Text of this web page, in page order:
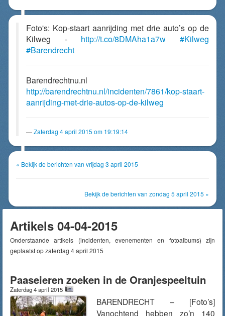
Foto's: Kop-staart aanrijding met drie auto’s op de
Kilweg - http://t.co/8DMAha1a7w
#Kilweg
#Barendrecht
Barendrechtnu.nl
http://barendrechtnu.nl/incidenten/7861/kop-staart-
aanrijding-met-drie-autos-op-de-kilweg
Zaterdag 4 april 2015 om 19:19:14
« Bekijk de berichten van vrijdag 3 april 2015
Bekijk de berichten van zondag 5 april 2015 »
Artikels 04-04-2015
Onderstaande artikels (incidenten, evenementen en fotoalbums) zijn
geplaatst op zaterdag 4 april 2015
Paaseieren zoeken in de Oranjespeeltuin
Zaterdag 4 april 2015
BARENDRECHT – [Foto’s]
Vanochtend hebben zo’n 140